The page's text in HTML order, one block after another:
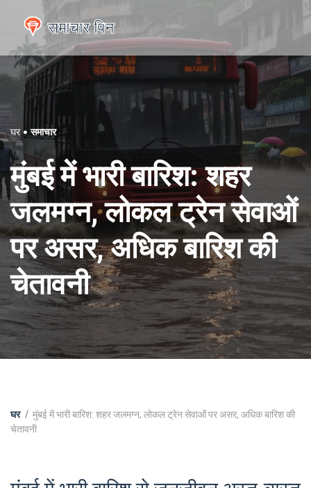
घर समाचार
मुंबई में भारी बारिश: शहर
जलमग्न, लोकल ट्रेन सेवाओं
पर असर, अधिक बारिश की
चेतावनी
घर
मुंबई में भारी बारिश: शहर जलमग्न, लोकल ट्रेन सेवाओं पर असर, अधिक बारिश की
चेतावनी